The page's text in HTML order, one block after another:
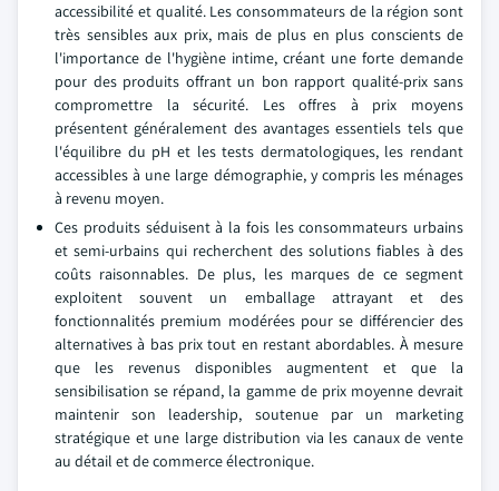
accessibilité et qualité. Les consommateurs de la région sont
très sensibles aux prix, mais de plus en plus conscients de
l'importance de l'hygiène intime, créant une forte demande
pour des produits offrant un bon rapport qualité-prix sans
compromettre la sécurité. Les offres à prix moyens
présentent généralement des avantages essentiels tels que
l'équilibre du pH et les tests dermatologiques, les rendant
accessibles à une large démographie, y compris les ménages
à revenu moyen.
Ces produits séduisent à la fois les consommateurs urbains
et semi-urbains qui recherchent des solutions fiables à des
coûts raisonnables. De plus, les marques de ce segment
exploitent souvent un emballage attrayant et des
fonctionnalités premium modérées pour se différencier des
alternatives à bas prix tout en restant abordables. À mesure
que les revenus disponibles augmentent et que la
sensibilisation se répand, la gamme de prix moyenne devrait
maintenir son leadership, soutenue par un marketing
stratégique et une large distribution via les canaux de vente
au détail et de commerce électronique.